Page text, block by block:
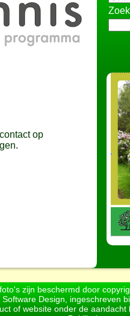
op
zijn beschermd door
Software Design, ingeschreven
of website onder de